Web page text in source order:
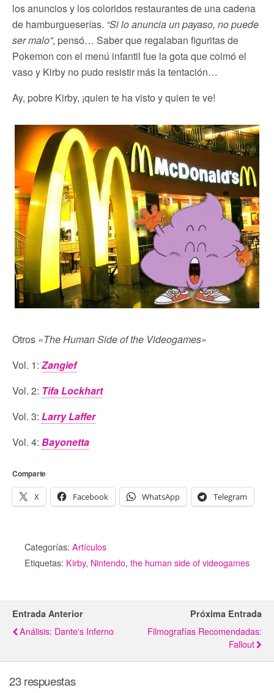
los anuncios y los coloridos restaurantes de una cadena
de hamburgueserías. “Si lo anuncia un payaso, no puede
ser malo”, pensó… Saber que regalaban figuritas de
Pokemon con el menú infantil fue la gota que colmó el
vaso y Kirby no pudo resistir más la tentación…
Ay, pobre Kirby, ¡quien te ha visto y quien te ve!
Otros «The Human Side of the Videogames»
Vol. 1: Zangief
Vol. 2: Tifa Lockhart
Vol. 3: Larry Laffer
Vol. 4: Bayonetta
Comparte
X Facebook WhatsApp Telegram
Categorías: Artículos
Etiquetas: Kirby, Nintendo, the human side of videogames
Entrada Anterior
Análisis: Dante's Inferno
Próxima Entrada
Filmografías Recomendadas:
Fallout
23 respuestas